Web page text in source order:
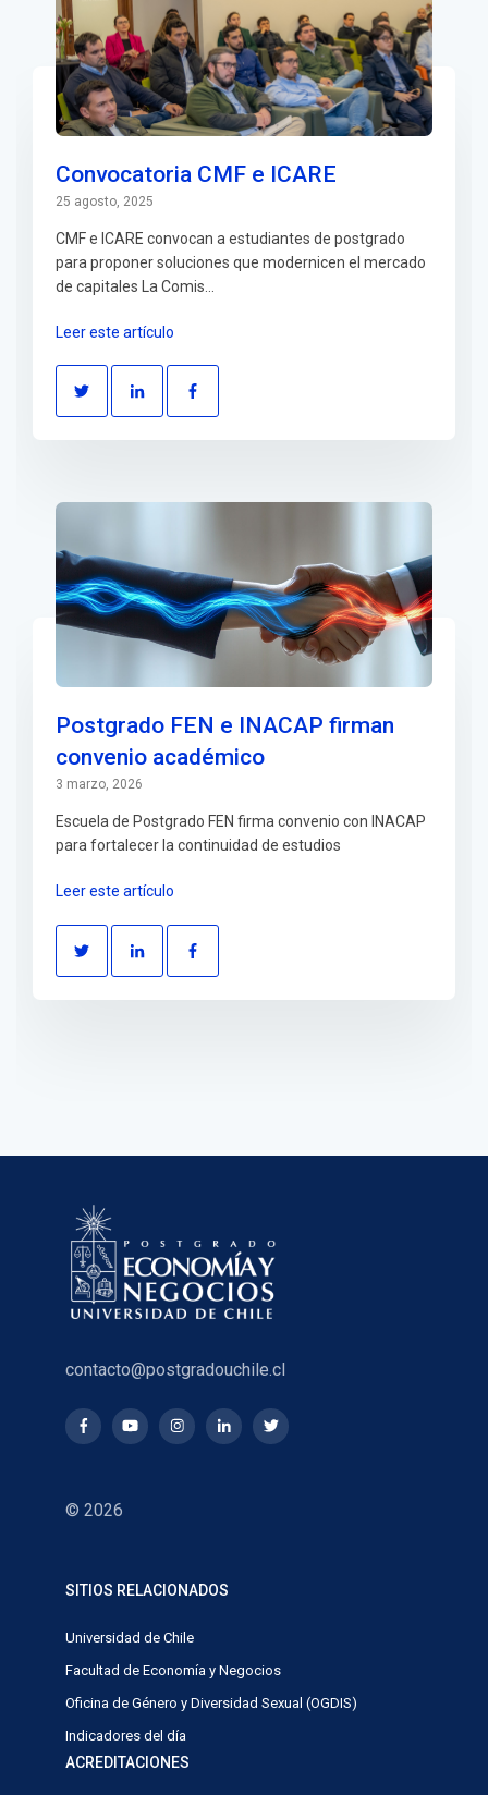
Convocatoria CMF e ICARE
25 agosto, 2025
CMF e ICARE convocan a estudiantes de postgrado
para proponer soluciones que modernicen el mercado
de capitales La Comis...
Leer este artículo
Postgrado FEN e INACAP firman
convenio académico
3 marzo, 2026
Escuela de Postgrado FEN firma convenio con INACAP
para fortalecer la continuidad de estudios
Leer este artículo
contacto@postgradouchile.cl
© 2026
SITIOS RELACIONADOS
Universidad de Chile
Facultad de Economía y Negocios
Oficina de Género y Diversidad Sexual (OGDIS)
Indicadores del día
ACREDITACIONES